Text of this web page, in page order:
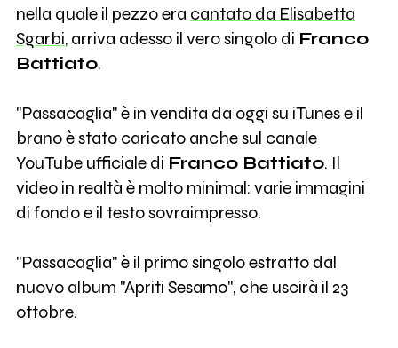
nella quale il pezzo era cantato da Elisabetta
Sgarbi, arriva adesso il vero singolo di Franco
Battiato.
"Passacaglia" è in vendita da oggi su iTunes e il
brano è stato caricato anche sul canale
YouTube ufficiale di Franco Battiato. Il
video in realtà è molto minimal: varie immagini
di fondo e il testo sovraimpresso.
"Passacaglia" è il primo singolo estratto dal
nuovo album "Apriti Sesamo", che uscirà il 23
ottobre.